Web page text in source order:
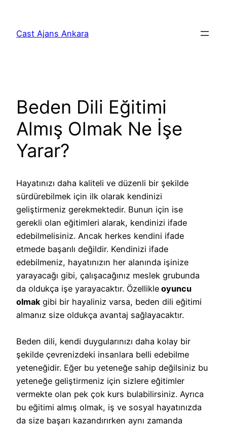
Cast Ajans Ankara
Beden Dili Eğitimi
Almış Olmak Ne İşe
Yarar?
Hayatınızı daha kaliteli ve düzenli bir şekilde
sürdürebilmek için ilk olarak kendinizi
geliştirmeniz gerekmektedir. Bunun için ise
gerekli olan eğitimleri alarak, kendinizi ifade
edebilmelisiniz. Ancak herkes kendini ifade
etmede başarılı değildir. Kendinizi ifade
edebilmeniz, hayatınızın her alanında işinize
yarayacağı gibi, çalışacağınız meslek grubunda
da oldukça işe yarayacaktır. Özellikle oyuncu
olmak gibi bir hayaliniz varsa, beden dili eğitimi
almanız size oldukça avantaj sağlayacaktır.
Beden dili, kendi duygularınızı daha kolay bir
şekilde çevrenizdeki insanlara belli edebilme
yeteneğidir. Eğer bu yeteneğe sahip değilsiniz bu
yeteneğe geliştirmeniz için sizlere eğitimler
vermekte olan pek çok kurs bulabilirsiniz. Ayrıca
bu eğitimi almış olmak, iş ve sosyal hayatınızda
da size başarı kazandırırken aynı zamanda